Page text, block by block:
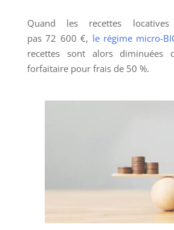
Quand les recettes locatives
pas 72 600 €, le régime micro-
recettes sont alors diminuées
forfaitaire pour frais de 50 %.